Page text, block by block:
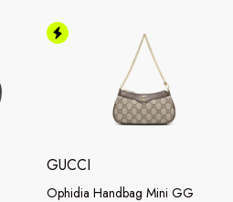
GUCCI
Ophidia Handbag Mini GG